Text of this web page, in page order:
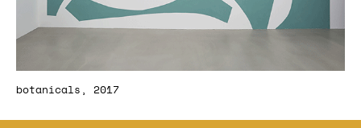
botanicals, 2017